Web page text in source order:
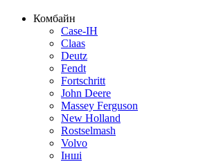
Комбайн
Case-IH
Claas
Deutz
Fendt
Fortschritt
John Deere
Massey Ferguson
New Holland
Rostselmash
Volvo
Інші